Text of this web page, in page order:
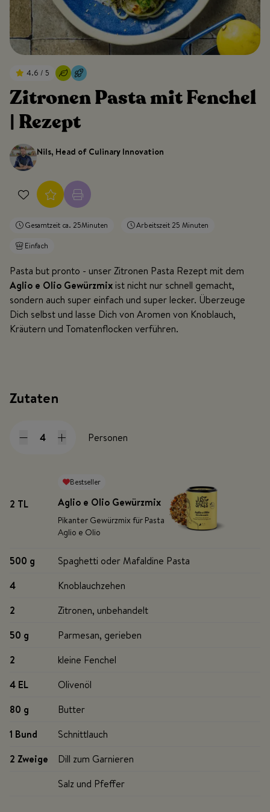
4.6 / 5
Zitronen Pasta mit Fenchel
| Rezept
Nils, Head of Culinary Innovation
Gesamtzeit ca. 25Minuten
Arbeitszeit 25 Minuten
Einfach
Pasta but pronto - unser Zitronen Pasta Rezept mit dem
Aglio e Olio Gewürzmix ist nicht nur schnell gemacht,
sondern auch super einfach und super lecker. Überzeuge
Dich selbst und lasse Dich von Aromen von Knoblauch,
Kräutern und Tomatenflocken verführen.
Zutaten
Personen
2 TL
Bestseller
Aglio e Olio Gewürzmix
Pikanter Gewürzmix für Pasta
Aglio e Olio
500 g
Spaghetti oder Mafaldine Pasta
4
Knoblauchzehen
2
Zitronen, unbehandelt
50 g
Parmesan, gerieben
2
kleine Fenchel
4 EL
Olivenöl
80 g
Butter
1 Bund
Schnittlauch
2 Zweige
Dill zum Garnieren
Salz und Pfeffer